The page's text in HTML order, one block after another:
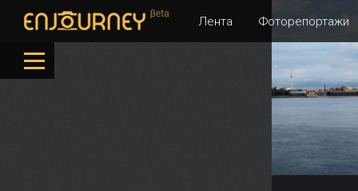
Лента Фоторепортажи